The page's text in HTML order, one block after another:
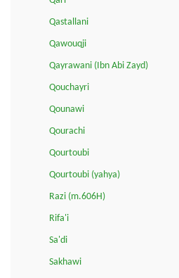
Qastallani
Qawouqji
Qayrawani (Ibn Abi Zayd)
Qouchayri
Qounawi
Qourachi
Qourtoubi
Qourtoubi (yahya)
Razi (m.606H)
Rifa'i
Sa'di
Sakhawi